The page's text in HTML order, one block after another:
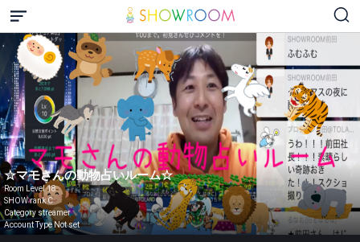
☆マモさんの動物占いルーム☆
Room Level 18
SHOW rank C
Category streamer
Account Type Not set